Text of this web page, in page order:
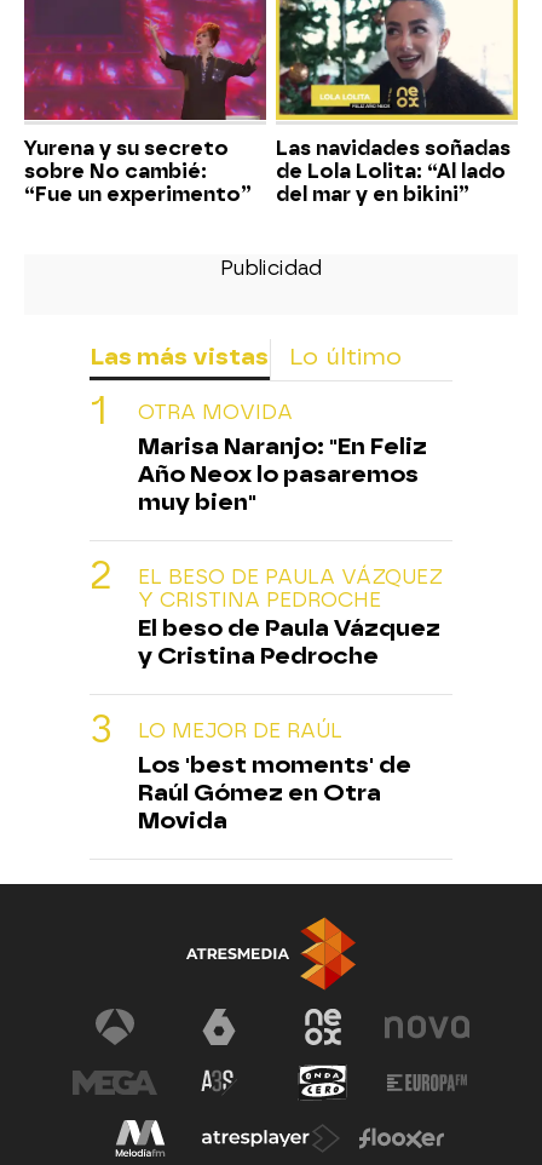
Yurena y su secreto
sobre No cambié:
“Fue un experimento”
Las navidades soñadas
de Lola Lolita: “Al lado
del mar y en bikini”
Las más vistas Lo último
OTRA MOVIDA
Marisa Naranjo: "En Feliz
Año Neox lo pasaremos
muy bien"
EL BESO DE PAULA VÁZQUEZ
Y CRISTINA PEDROCHE
El beso de Paula Vázquez
y Cristina Pedroche
LO MEJOR DE RAÚL
Los 'best moments' de
Raúl Gómez en Otra
Movida